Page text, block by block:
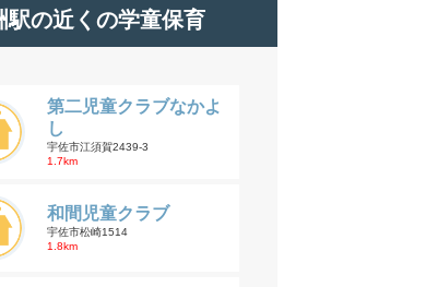
駅の近くの学童保育
第二児童クラブなかよ
し
宇佐市江須賀2439-3
1.7km
和間児童クラブ
宇佐市松崎1514
1.8km